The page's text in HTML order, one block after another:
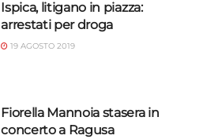
Ispica, litigano in piazza:
arrestati per droga
19 AGOSTO 2019
Fiorella Mannoia stasera in
concerto a Ragusa